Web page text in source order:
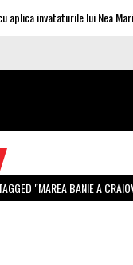
aplica invataturile lui Nea
"MAREA BANIE A